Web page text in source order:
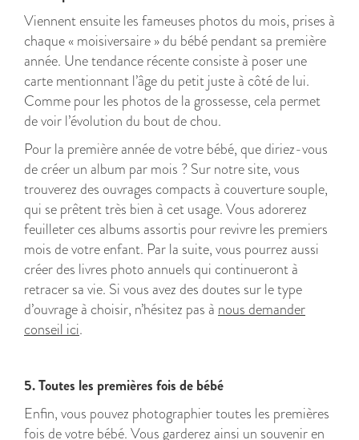
Viennent ensuite les fameuses photos du mois, prises à
chaque « moisiversaire » du bébé pendant sa première
année. Une tendance récente consiste à poser une
carte mentionnant l’âge du petit juste à côté de lui.
Comme pour les photos de la grossesse, cela permet
de voir l’évolution du bout de chou.
Pour la première année de votre bébé, que diriez-vous
de créer un album par mois ? Sur notre site, vous
trouverez des ouvrages compacts à couverture souple,
qui se prêtent très bien à cet usage. Vous adorerez
feuilleter ces albums assortis pour revivre les premiers
mois de votre enfant. Par la suite, vous pourrez aussi
créer des livres photo annuels qui continueront à
retracer sa vie. Si vous avez des doutes sur le type
d’ouvrage à choisir, n’hésitez pas à nous demander
conseil ici.
5. Toutes les premières fois de bébé
Enfin, vous pouvez photographier toutes les premières
fois de votre bébé. Vous garderez ainsi un souvenir en